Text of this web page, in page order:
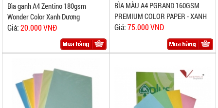
Bìa ganh A4 Zentino 180gsm
Wonder Color Xanh Dương
Giá:20.000 VNĐ
BÌA MÀU A4 PGRAND 160GSM
PREMIUM COLOR PAPER - XANH
Giá:75.000 VNĐ